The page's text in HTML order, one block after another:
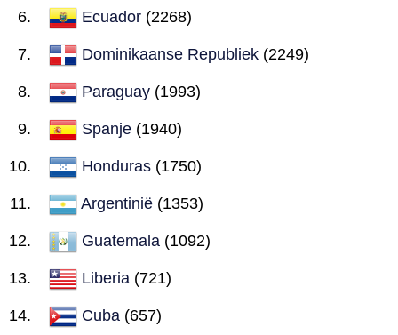
Ecuador (2268)
Dominikaanse Republiek (2249)
Paraguay (1993)
Spanje (1940)
Honduras (1750)
Argentinië (1353)
Guatemala (1092)
Liberia (721)
Cuba (657)